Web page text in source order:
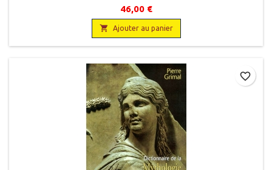
14.5 x 20, 1600 pages, broché. Neuf, 9782130543398.
46,00 €
 Ajouter au panier
favorite_border